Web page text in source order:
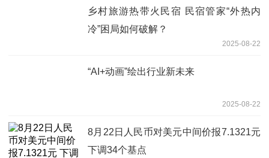
乡村旅游热带火民宿 民宿管家“外热内
冷”困局如何破解？
2025-08-22
“AI+动画”绘出行业新未来
2025-08-22
8月22日人民币对美元中间价报7.1321元
下调34个基点